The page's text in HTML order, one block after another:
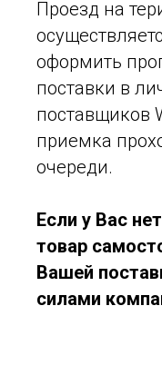
Проезд на
оформить
поставки в
поставщиков
приемка
очереди.
Если у Вас
товар
Вашей
силами